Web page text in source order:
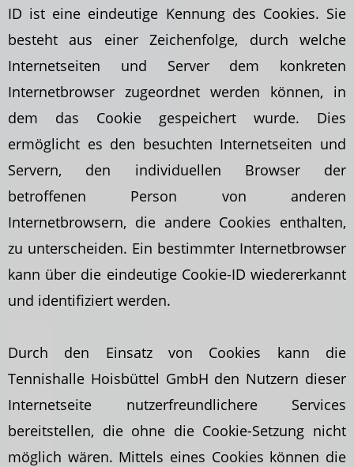
ID ist eine eindeutige Kennung des Cookies. Sie
besteht aus einer Zeichenfolge, durch welche
Internetseiten und Server dem konkreten
Internetbrowser zugeordnet werden können, in
dem das Cookie gespeichert wurde. Dies
ermöglicht es den besuchten Internetseiten und
Servern, den individuellen Browser der
betroffenen Person von anderen
Internetbrowsern, die andere Cookies enthalten,
zu unterscheiden. Ein bestimmter Internetbrowser
kann über die eindeutige Cookie-ID wiedererkannt
und identifiziert werden.
Durch den Einsatz von Cookies kann die
Tennishalle Hoisbüttel GmbH den Nutzern dieser
Internetseite nutzerfreundlichere Services
bereitstellen, die ohne die Cookie-Setzung nicht
möglich wären. Mittels eines Cookies können die